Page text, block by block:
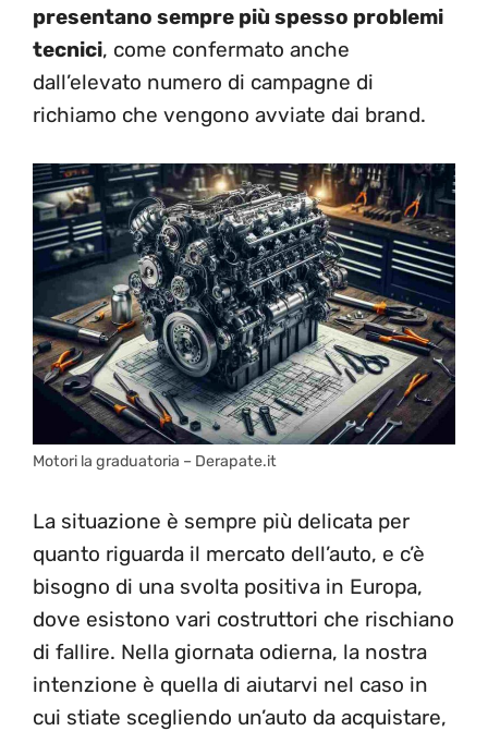
presentano sempre più spesso problemi
tecnici, come confermato anche
dall’elevato numero di campagne di
richiamo che vengono avviate dai brand.
Motori la graduatoria – Derapate.it
La situazione è sempre più delicata per
quanto riguarda il mercato dell’auto, e c’è
bisogno di una svolta positiva in Europa,
dove esistono vari costruttori che rischiano
di fallire. Nella giornata odierna, la nostra
intenzione è quella di aiutarvi nel caso in
cui stiate scegliendo un’auto da acquistare,